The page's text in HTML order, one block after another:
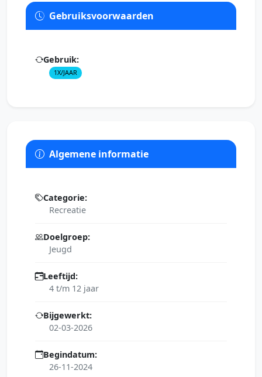
Gebruiksvoorwaarden
Gebruik:
1X/JAAR
Algemene informatie
Categorie:
Recreatie
Doelgroep:
Jeugd
Leeftijd:
4 t/m 12 jaar
Bijgewerkt:
02-03-2026
Begindatum:
26-11-2024